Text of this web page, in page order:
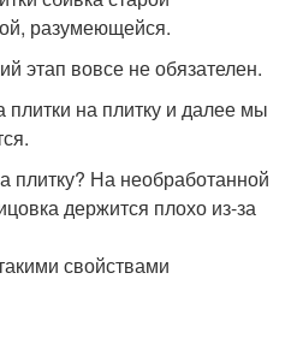
разумеющейся.
этап вовсе не обязателен.
на плитку и далее мы
плитку? На необработанной
держится плохо из-за
свойствами